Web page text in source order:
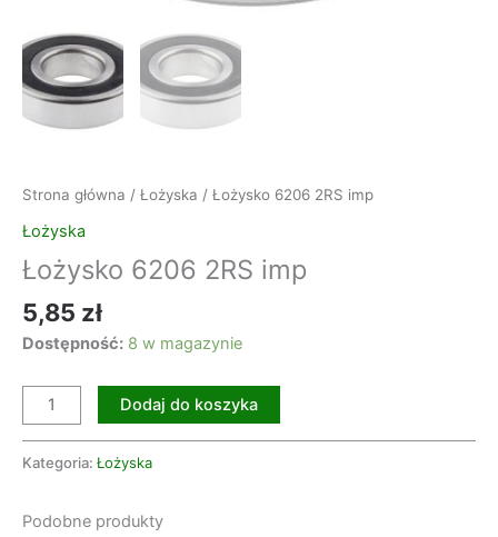
Strona główna / Łożyska / Łożysko 6206 2RS imp
Łożyska
Łożysko 6206 2RS imp
5,85 zł
Dostępność: 8 w magazynie
Dodaj do koszyka
Kategoria: Łożyska
Podobne produkty